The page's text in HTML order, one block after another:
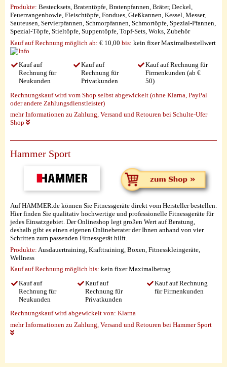
Produkte: Bestecksets, Bratentöpfe, Bratenpfannen, Bräter, Deckel,
Feuerzangenbowle, Fleischtöpfe, Fondues, Gießkannen, Kessel, Messer,
Sauteusen, Servierpfannen, Schmorpfannen, Schmortöpfe, Spezial-Pfannen,
Spezial-Töpfe, Stieltöpfe, Suppentöpfe, Topf-Sets, Woks, Zubehör
Kauf auf Rechnung möglich ab: € 10,00 bis: kein fixer Maximalbestellwert
Kauf auf
Rechnung für
Neukunden
Kauf auf
Rechnung für
Privatkunden
Kauf auf Rechnung für
Firmenkunden (ab €
50)
Rechnungskauf wird vom Shop selbst abgewickelt (ohne Klarna, PayPal
oder andere Zahlungsdienstleister)
mehr Informationen zu Zahlung, Versand und Retouren bei Schulte-Ufer
Shop
Hammer Sport
Auf HAMMER.de können Sie Fitnessgeräte direkt vom Hersteller bestellen.
Hier finden Sie qualitativ hochwertige und professionelle Fitnessgeräte für
jedes Einsatzgebiet. Der Onlineshop legt großen Wert auf Beratung,
deshalb gibt es einen eigenen Onlineberater der Ihnen anhand von vier
Schritten zum passenden Fitnessgerät hilft.
Produkte: Ausdauertraining, Krafttraining, Boxen, Fitnesskleingeräte,
Wellness
Kauf auf Rechnung möglich bis: kein fixer Maximalbetrag
Kauf auf
Rechnung für
Neukunden
Kauf auf
Rechnung für
Privatkunden
Kauf auf Rechnung
für Firmenkunden
Rechnungskauf wird abgewickelt von: Klarna
mehr Informationen zu Zahlung, Versand und Retouren bei Hammer Sport